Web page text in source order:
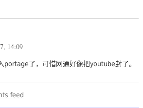
14:09
portage了，可惜网通好像把youtube封了。
feed